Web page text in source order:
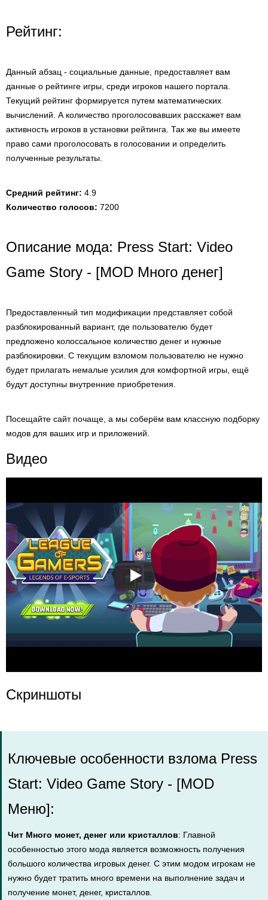
Рейтинг:
Данный абзац - социальные данные, предоставляет вам
данные о рейтинге игры, среди игроков нашего портала.
Текущий рейтинг формируется путем математических
вычислений. А количество проголосовавших расскажет вам
активность игроков в установки рейтинга. Так же вы имеете
право сами проголосовать в голосовании и определить
полученные результаты.
Средний рейтинг: 4.9
Количество голосов: 7200
Описание мода: Press Start: Video
Game Story - [MOD Много денег]
Предоставленный тип модификации представляет собой
разблокированный вариант, где пользователю будет
предложено колоссальное количество денег и нужные
разблокировки. С текущим взломом пользователю не нужно
будет прилагать немалые усилия для комфортной игры, ещё
будут доступны внутренние приобретения.
Посещайте сайт почаще, а мы соберём вам классную подборку
модов для ваших игр и приложений.
Видео
Скриншоты
Ключевые особенности взлома Press
Start: Video Game Story - [MOD
Меню]:
Чит Много монет, денег или кристаллов: Главной
особенностью этого мода является возможность получения
большого количества игровых денег. С этим модом игрокам не
нужно будет тратить много времени на выполнение задач и
получение монет, денег, кристаллов.